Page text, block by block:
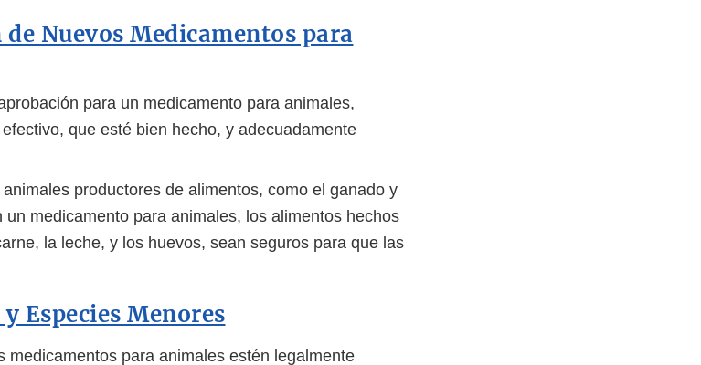
Nuevos Medicamentos para
para un medicamento para animales,
que esté bien hecho, y adecuadamente
productores de alimentos, como el ganado y
un medicamento para animales, los alimentos hechos
la leche, y los huevos, sean seguros para que las
Especies Menores
medicamentos para animales estén legalmente